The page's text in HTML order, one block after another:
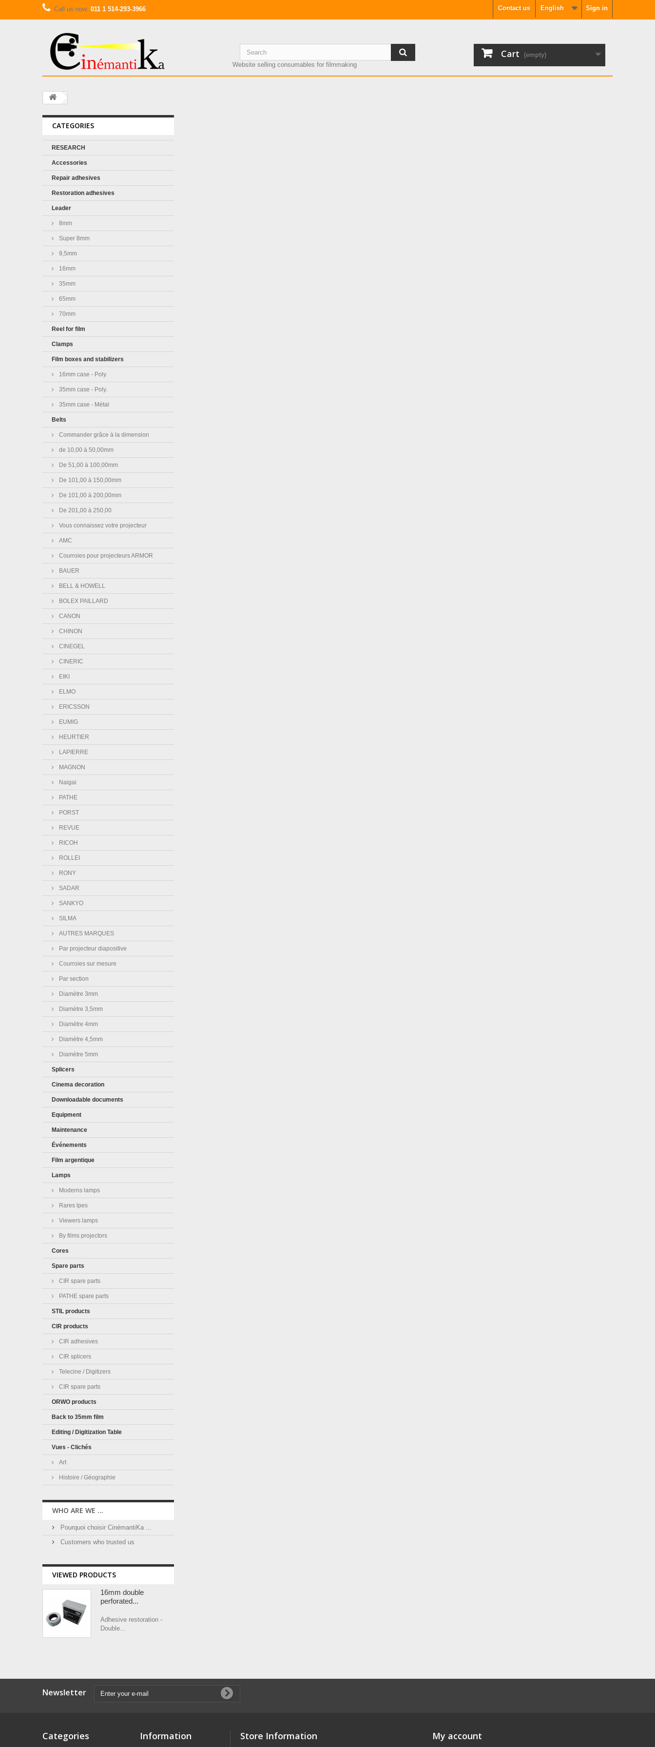
Sign in
English
Contact us
Call us now: 011 1 514-293-3966
Cart
(empty)
Website selling consumables for filmmaking
CATEGORIES
RESEARCH
Accessories
Repair adhesives
Restoration adhesives
Leader
8mm
Super 8mm
9,5mm
16mm
35mm
65mm
70mm
Reel for film
Clamps
Film boxes and stabilizers
16mm case - Poly.
35mm case - Poly.
35mm case - Métal
Belts
Commander grâce à la dimension
de 10,00 à 50,00mm
De 51,00 à 100,00mm
De 101,00 à 150,00mm
De 101,00 à 200,00mm
De 201,00 à 250,00
Vous connaissez votre projecteur
AMC
Courroies pour projecteurs ARMOR
BAUER
BELL & HOWELL
BOLEX PAILLARD
CANON
CHINON
CINEGEL
CINERIC
EIKI
ELMO
ERICSSON
EUMIG
HEURTIER
LAPIERRE
MAGNON
Naigai
PATHE
PORST
REVUE
RICOH
ROLLEI
RONY
SADAR
SANKYO
SILMA
AUTRES MARQUES
Par projecteur diapositive
Courroies sur mesure
Par section
Diamètre 3mm
Diamètre 3,5mm
Diamètre 4mm
Diamètre 4,5mm
Diamètre 5mm
Splicers
Cinema decoration
Downloadable documents
Equipment
Maintenance
Événements
Film argentique
Lamps
Moderns lamps
Rares lpes
Viewers lamps
By films projectors
Cores
Spare parts
CIR spare parts
PATHE spare parts
STIL products
CIR products
CIR adhesives
CIR splicers
Telecine / Digitizers
CIR spare parts
ORWO products
Back to 35mm film
Editing / Digitization Table
Vues - Clichés
Art
Histoire / Géographie
WHO ARE WE ...
Pourquoi choisir CinémantiKa ...
Customers who trusted us
VIEWED PRODUCTS
16mm double
perforated...
Adhesive restoration -
Double...
Newsletter
Categories Information Store Information My account